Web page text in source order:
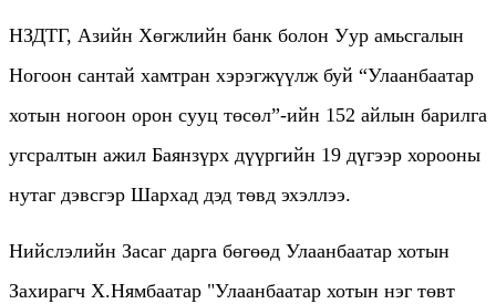
НЗДТГ, Азийн Хөгжлийн банк болон Уур амьсгалын
Ногоон сантай хамтран хэрэгжүүлж буй “Улаанбаатар
хотын ногоон орон сууц төсөл”-ийн 152 айлын барилга
угсралтын ажил Баянзүрх дүүргийн 19 дүгээр хорооны
нутаг дэвсгэр Шархад дэд төвд эхэллээ.
Нийслэлийн Засаг дарга бөгөөд Улаанбаатар хотын
Захирагч Х.Нямбаатар "Улаанбаатар хотын нэг төвт